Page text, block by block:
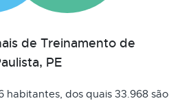
de Treinamento de
PE
habitantes, dos quais 33.968 são